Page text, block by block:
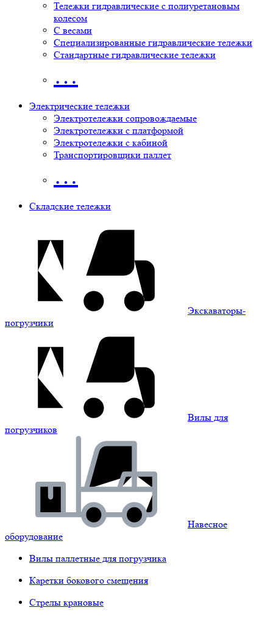
Тележки гидравлические с полиуретановым
колесом
С весами
Специализированные гидравлические тележки
Стандартные гидравлические тележки
…
Электрические тележки
Электротележки сопровождаемые
Электротележки с платформой
Электротележки с кабиной
Транспортировщики паллет
…
Складские тележки
Экскаваторы-
погрузчики
Вилы для
погрузчиков
Навесное
оборудование
Вилы паллетные для погрузчика
Каретки бокового смещения
Стрелы крановые